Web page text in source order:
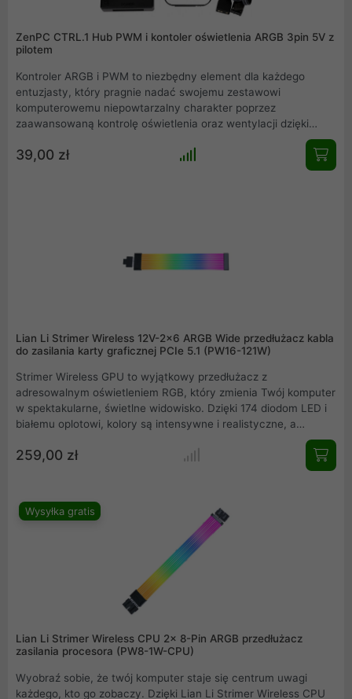
ZenPC CTRL.1 Hub PWM i kontoler oświetlenia ARGB 3pin 5V z
pilotem
Kontroler ARGB i PWM to niezbędny element dla każdego
entuzjasty, który pragnie nadać swojemu zestawowi
komputerowemu niepowtarzalny charakter poprzez
zaawansowaną kontrolę oświetlenia oraz wentylacji dzięki
łatwość instalacji i podłączenia, możliwość podłączenia do 6
wentylatorów 4PIN PWM oraz 6 złączy 3PIN 5V ARGB oraz
39,00 zł
Lian Li Strimer Wireless 12V-2x6 ARGB Wide przedłużacz kabla
do zasilania karty graficznej PCIe 5.1 (PW16-121W)
Strimer Wireless GPU to wyjątkowy przedłużacz z
adresowalnym oświetleniem RGB, który zmienia Twój komputer
w spektakularne, świetlne widowisko. Dzięki 174 diodom LED i
białemu oplotowi, kolory są intensywne i realistyczne, a
Bezprzewodowy kontroler umożliwia prostą i efektywną
łączność, minimalizując liczbę kabli w obudowie. Zasilanie
porządek w kablach. Stwórz swój własny styl lub wybierz
gotowe efekty z Strimer Wireless GPU Twój komputer nabierze
profesjonalnego, gamingowego charakteru!
259,00 zł
Wysyłka gratis
Lian Li Strimer Wireless CPU 2x 8-Pin ARGB przedłużacz
zasilania procesora (PW8-1W-CPU)
Wyobraź sobie, że twój komputer staje się centrum uwagi
każdego, kto go zobaczy. Dzięki Lian Li Strimer Wireless CPU